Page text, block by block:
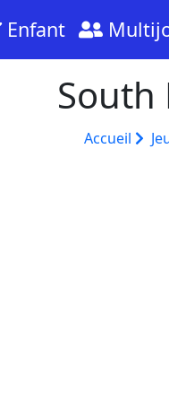
Enfant
South
Accueil